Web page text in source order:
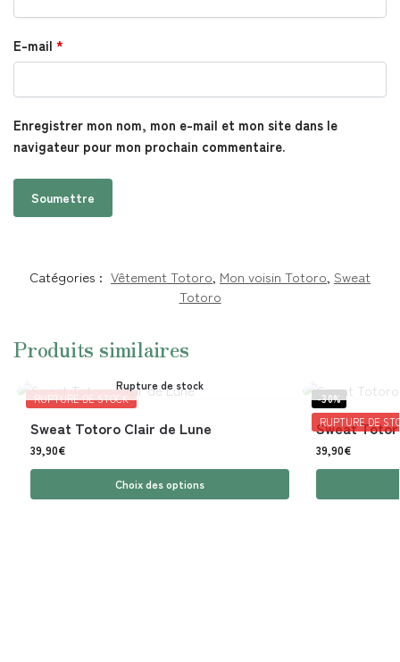
E-mail *
Enregistrer mon nom, mon e-mail et mon site dans le
navigateur pour mon prochain commentaire.
Catégories : Vêtement Totoro, Mon voisin Totoro, Sweat
Totoro
Produits similaires
RUPTURE DE STOCK
Rupture de stock
Sweat Totoro Clair de Lune
39,90€
Choix des options
-30%
RUPTURE DE
Sweat
39,90€